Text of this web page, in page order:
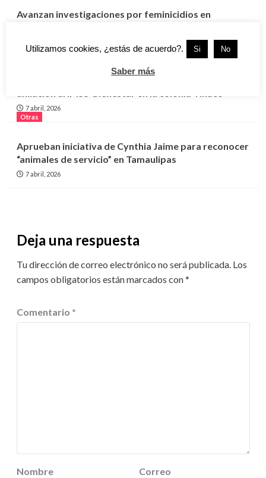
Avanzan investigaciones por feminicidios en
Otras
7 abril, 2026
Otras
Aprueban iniciativa de Cynthia Jaime para reconocer
“animales de servicio” en Tamaulipas
7 abril, 2026
Deja una respuesta
Tu dirección de correo electrónico no será publicada. Los
campos obligatorios están marcados con*
Comentario *
Nombre
Correo
Utilizamos cookies, ¿estás de acuerdo?. Si No
Saber más